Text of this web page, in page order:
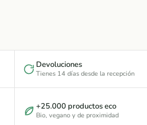
Devoluciones
Tienes 14 días desde la recepción
+25.000 productos eco
Bio, vegano y de proximidad